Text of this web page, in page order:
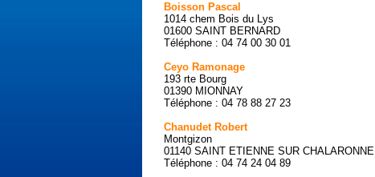
Boisson Pascal
1014 chem Bois du Lys
01600 SAINT BERNARD
Téléphone : 04 74 00 30 01
Ceyo Ramonage
193 rte Bourg
01390 MIONNAY
Téléphone : 04 78 88 27 23
Chanudet Robert
Montgizon
01140 SAINT ETIENNE SUR CHALARONNE
Téléphone : 04 74 24 04 89